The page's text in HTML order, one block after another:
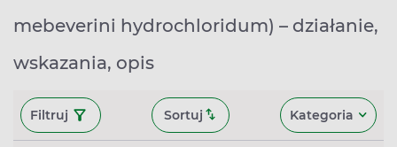
mebeverini hydrochloridum) – działanie,
wskazania, opis
Filtruj Sortuj Kategoria